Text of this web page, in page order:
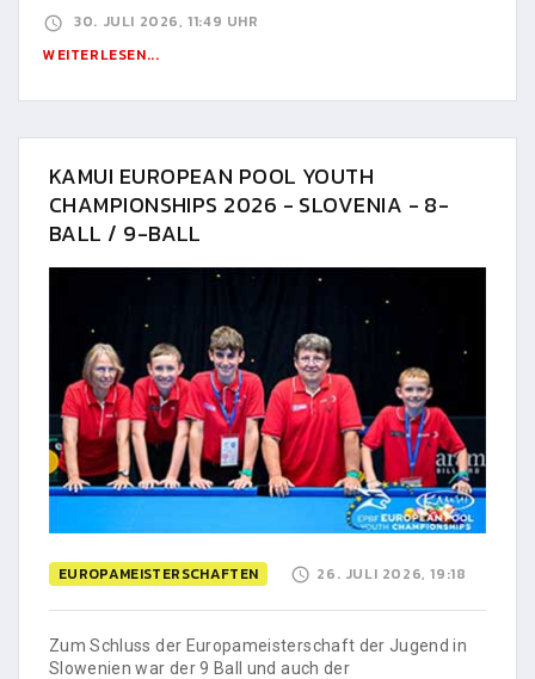
30. JULI 2026, 11:49 UHR
WEITERLESEN...
KAMUI EUROPEAN POOL YOUTH
CHAMPIONSHIPS 2026 - SLOVENIA - 8-
BALL / 9-BALL
EUROPAMEISTERSCHAFTEN 26. JULI 2026, 19:18
Zum Schluss der Europameisterschaft der Jugend in
Slowenien war der 9 Ball und auch der